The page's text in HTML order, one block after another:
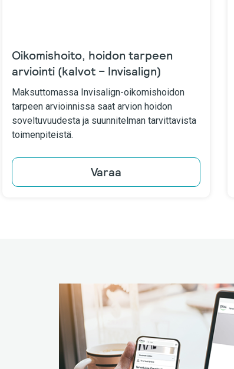
Oikomishoito, hoidon tarpeen
arviointi (kalvot – Invisalign)
Maksuttomassa Invisalign-oikomishoidon
tarpeen arvioinnissa saat arvion hoidon
soveltuvuudesta ja suunnitelman tarvittavista
toimenpiteistä.
Varaa